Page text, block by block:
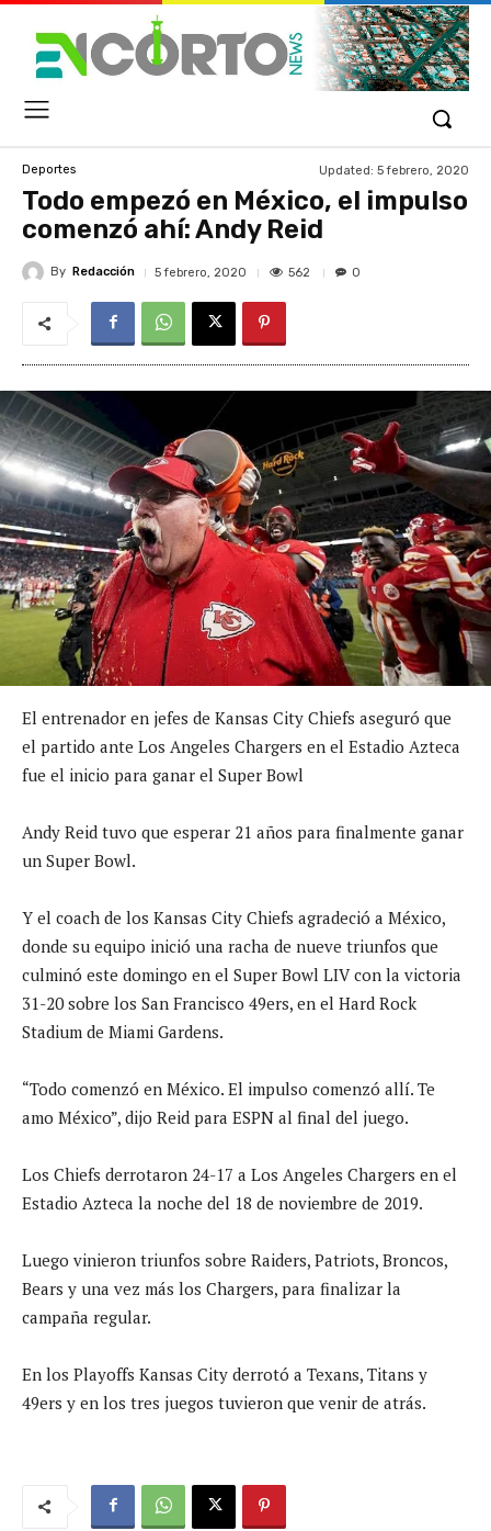
Deportes Updated: 5 febrero, 2020
Todo empezó en México, el impulso
comenzó ahí: Andy Reid
By Redacción 5 febrero, 2020 562 0
El entrenador en jefes de Kansas City Chiefs aseguró que
el partido ante Los Angeles Chargers en el Estadio Azteca
fue el inicio para ganar el Super Bowl
Andy Reid tuvo que esperar 21 años para finalmente ganar
un Super Bowl.
Y el coach de los Kansas City Chiefs agradeció a México,
donde su equipo inició una racha de nueve triunfos que
culminó este domingo en el Super Bowl LIV con la victoria
31-20 sobre los San Francisco 49ers, en el Hard Rock
Stadium de Miami Gardens.
“Todo comenzó en México. El impulso comenzó allí. Te
amo México”, dijo Reid para ESPN al final del juego.
Los Chiefs derrotaron 24-17 a Los Angeles Chargers en el
Estadio Azteca la noche del 18 de noviembre de 2019.
Luego vinieron triunfos sobre Raiders, Patriots, Broncos,
Bears y una vez más los Chargers, para finalizar la
campaña regular.
En los Playoffs Kansas City derrotó a Texans, Titans y
49ers y en los tres juegos tuvieron que venir de atrás.